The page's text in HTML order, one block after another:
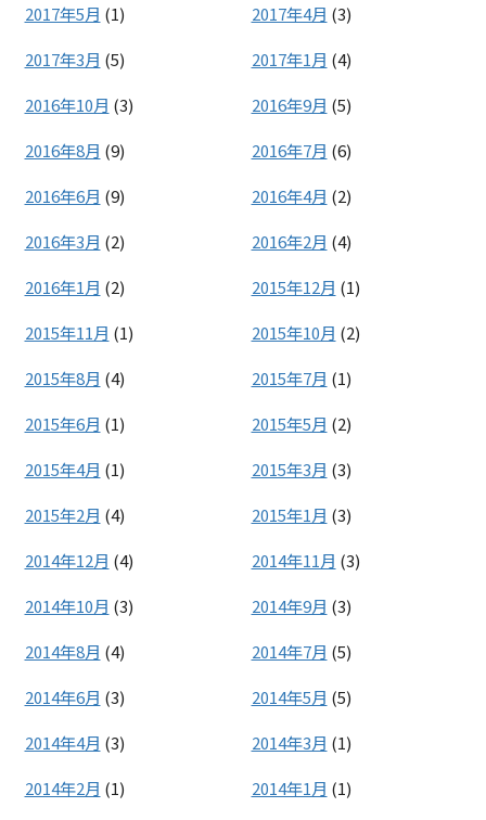
2017年5月 (1) 2017年4月 (3)
2017年3月 (5) 2017年1月 (4)
2016年10月 (3) 2016年9月 (5)
2016年8月 (9) 2016年7月 (6)
2016年6月 (9) 2016年4月 (2)
2016年3月 (2) 2016年2月 (4)
2016年1月 (2) 2015年12月 (1)
2015年11月 (1) 2015年10月 (2)
2015年8月 (4) 2015年7月 (1)
2015年6月 (1) 2015年5月 (2)
2015年4月 (1) 2015年3月 (3)
2015年2月 (4) 2015年1月 (3)
2014年12月 (4) 2014年11月 (3)
2014年10月 (3) 2014年9月 (3)
2014年8月 (4) 2014年7月 (5)
2014年6月 (3) 2014年5月 (5)
2014年4月 (3) 2014年3月 (1)
2014年2月 (1) 2014年1月 (1)